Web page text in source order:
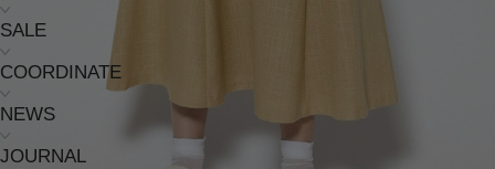
SALE
COORDINATE
NEWS
JOURNAL